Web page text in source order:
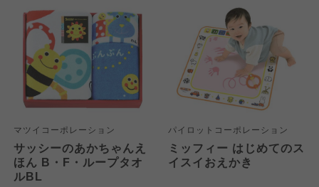
マツイコーポレーション
サッシーのあかちゃんえ
ほん B・F・ループタオ
ルBL
パイロットコーポレーション
ミッフィー はじめてのス
イスイおえかき